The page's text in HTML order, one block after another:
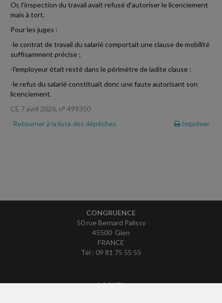
Or, l'inspection du travail avait refusé d'autoriser le licenciement
mais à tort.
Pour les juges :
-le contrat de travail du salarié comportait une clause de mobilité
suffisamment précise ;
-l'employeur était resté dans le périmètre de ladite clause ;
-le refus du salarié constituait donc une faute autorisant son
licenciement.
CE 7 avril 2026, n° 499350
Retourner à la liste des dépêches
Imprimer
CONGRUENCE
50 rue Bernard Palissy
45500 Gien
FRANCE
Tél : 09 81 75 55 55
ACCUEIL